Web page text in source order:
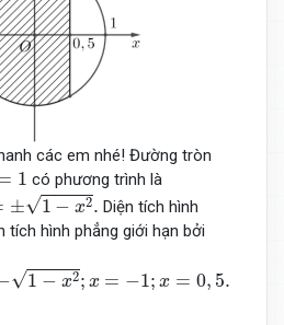
các em nhé! Đường tròn
1 có phương trình là
±√1 − x2. Diện tích hình
tích hình phẳng giới hạn bởi
√1 − x2; x = −1; x = 0, 5.
1;x=0,5.